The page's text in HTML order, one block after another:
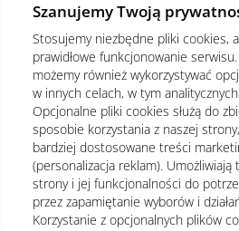
Szanujemy Twoją
Stosujemy niezbędne pliki cookies,
prawidłowe funkcjonowanie
możemy również wykorzystywać
w innych celach, w tym
Opcjonalne pliki cookies służą do
sposobie korzystania z naszej
bardziej dostosowane treści
(personalizacja reklam).
strony i jej funkcjonalności do
przez zapamiętanie wyborów i
Korzystanie z opcjonalnych plików